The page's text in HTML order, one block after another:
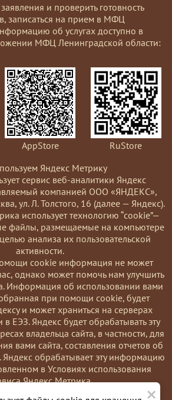
заявления и проверить готовность
записаться на прием в МФЦ
об услугах доступно в
МФЦ Ленинградской области:
AppStore
RuStore
Яндекс Метрику
сервис веб-аналитики Яндекс
компанией ООО «ЯНДЕКС»,
ул. Л. Толстого, 16 (далее — Яндекс).
использует технологию “cookie”—
файлы, размещаемые на компьютере
анализа их пользовательской
активности.
cookie информация не может
однако может помочь нам улучшить
Информация об использовании вами
при помощи cookie, будет
и может храниться на серверах
ЕЭЗ. Яндекс будет обрабатывать эту
владельца сайта, в частности, для
вами сайта, составления отчетов об
Яндекс обрабатывает эту информацию
в Условиях использования
Яндекс Метрика.
от использования cookies, выбрав